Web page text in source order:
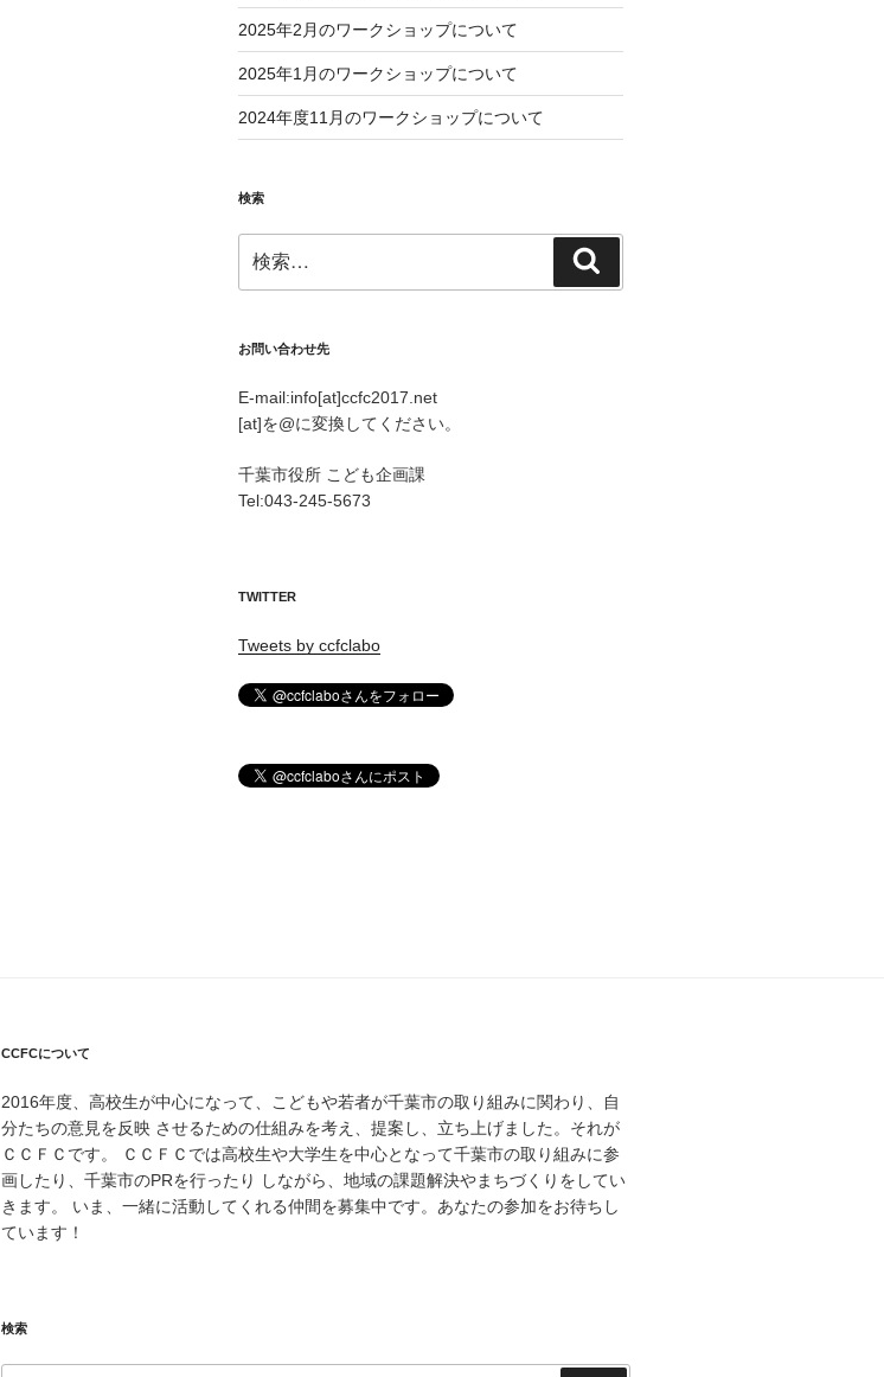
2025年2月のワークショップについて
2025年1月のワークショップについて
2024年度11月のワークショップについて
検索
索:
索
お問い合わせ先
E-mail:info[at]ccfc2017.net
[at]を@に変換してください。
千葉市役所 こども企画課
Tel:043-245-5673
TWITTER
Tweets by ccfclabo
CCFCについて
2016年度、高校生が中心になって、こどもや若者が千葉市の取り組みに関わり、自
分たちの意見を反映 させるための仕組みを考え、提案し、立ち上げました。それが
ＣＣＦＣです。 ＣＣＦＣでは高校生や大学生を中心となって千葉市の取り組みに参
画したり、千葉市のPRを行ったり しながら、地域の課題解決やまちづくりをしてい
きます。 いま、一緒に活動してくれる仲間を募集中です。あなたの参加をお待ちし
ています！
検索